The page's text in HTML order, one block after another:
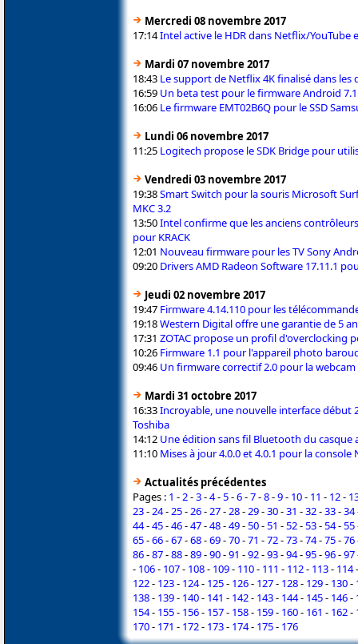
Mercredi 08 novembre 2017
17:14Intel active le HDR dans Netflix/
Mardi 07 novembre 2017
18:43 Le support de Netflix 4K finalisé dans les
16:59 Un beta test pour le firmware Android
16:06 Le firmware EMT02B6Q pour le SSD
Lundi 06 novembre 2017
11:25 Logitech propose le SDK Bridge pour
Vendredi 03 novembre 2017
19:38Smart Switch pour la souris Microsoft
MKC 3.2
13:50Intel confirme que les anciens
pour KRACK
12:01 Nouveau firmware pour les TV Sony
09:20 Drivers AMD Radeon Software 17.11.1
Jeudi 02 novembre 2017
19:47 Firmware 4.14.110 pour les
19:18Western Digital offre une garantie de 5
17:31 ZOTAC propose un profil d'overclocking
10:26 Firmware 1.1 pour l'appareil photo
09:46 Un firmware correctif 2.0 pour la
Mardi 31 octobre 2017
16:33Incroyable, une nouvelle interface début
Toshiba
14:12 Une édition sans fil Bluetooth du casque
11:10 Mises à jour 4.0.0 et 4.0.1 pour la
Actualités précédentes
Pages : 1 - 2-3-4-5-6-7-8-9- 10- 11 - 12-
23- 24- 25- 26- 27- 28- 29-30-31 -32-33-34
44-45-46-47-48-49-50-51 -52-53-54-55
65-66-67-68-69-70-71 -72-73-74-75-76
86-87-88-89-90-91 -92-93-94-95-96-97
- 106- 107- 108- 109- 110- 111 - 112- 113- 114
122- 123- 124- 125- 126- 127- 128- 129- 130-
138- 139- 140- 141 - 142- 143- 144- 145- 146-
154- 155- 156- 157- 158- 159- 160- 161 - 162-
170- 171 - 172- 173- 174- 175- 176